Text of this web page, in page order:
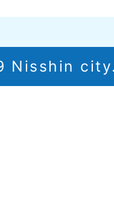
Nisshin